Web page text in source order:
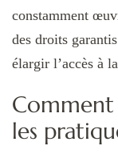
constamment
des droits
élargir l’accès à
Comment
les